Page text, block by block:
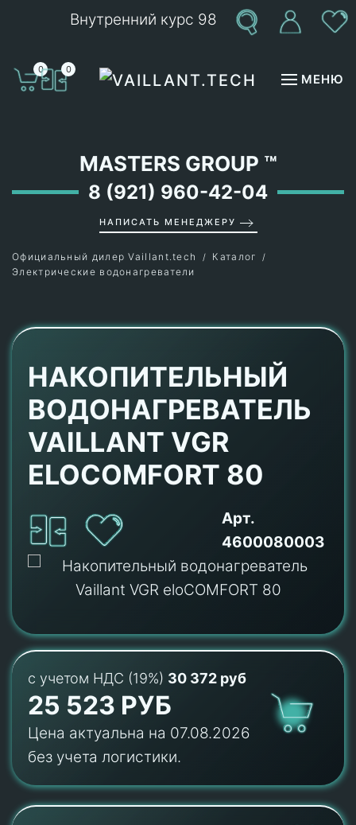
Внутренний курс 98
0 0
МЕНЮ
MASTERS GROUP ™
8 (921) 960-42-04
НАПИСАТЬ МЕНЕДЖЕРУ
Официальный дилер Vaillant.tech
Каталог
Электрические водонагреватели
НАКОПИТЕЛЬНЫЙ
ВОДОНАГРЕВАТЕЛЬ
VAILLANT VGR
ELOCOMFORT 80
Арт.
4600080003
с учетом НДС (19%) 30 372 руб
25 523 РУБ
Цена актуальна на 07.08.2026
без учета логистики.